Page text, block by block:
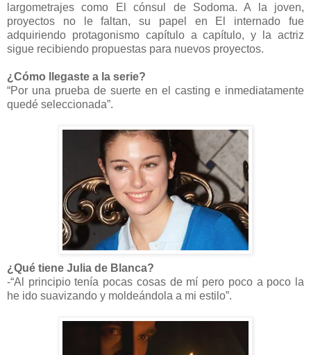
largometrajes como El cónsul de Sodoma. A la joven,
proyectos no le faltan, su papel en El internado fue
adquiriendo protagonismo capítulo a capítulo, y la actriz
sigue recibiendo propuestas para nuevos proyectos.
¿Cómo llegaste a la serie?
“Por una prueba de suerte en el casting e inmediatamente
quedé seleccionada”.
¿Qué tiene Julia de Blanca?
-“Al principio tenía pocas cosas de mí pero poco a poco la
he ido suavizando y moldeándola a mi estilo”.